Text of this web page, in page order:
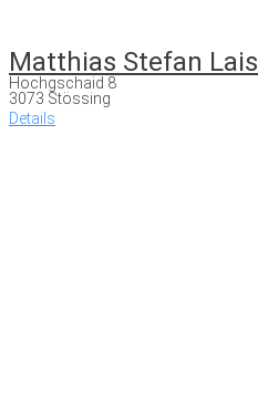
Matthias Stefan
Hochgschaid 8
3073 Stössing
Details